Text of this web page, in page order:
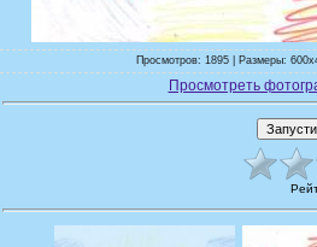
Просмотров: 1895 | Размеры:
Просмотреть